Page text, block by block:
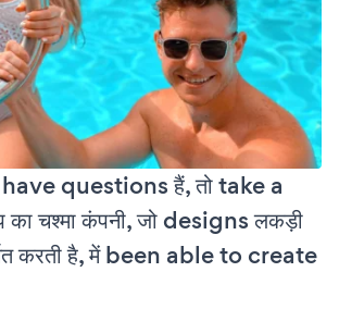
have questions हैं, तो take a
चश्मा कंपनी, जो designs लकड़ी
करती है, में been able to create